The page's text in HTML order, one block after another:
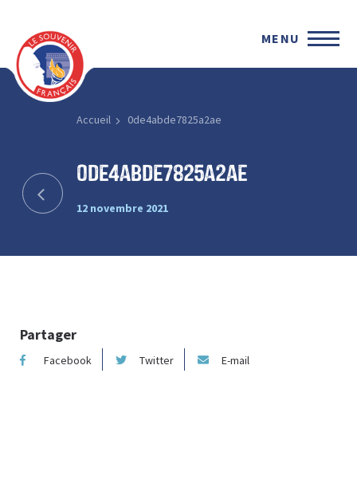
MENU
Accueil 0de4abde7825a2ae
0de4abde7825a2ae
12 novembre 2021
Partager
Facebook Twitter E-mail